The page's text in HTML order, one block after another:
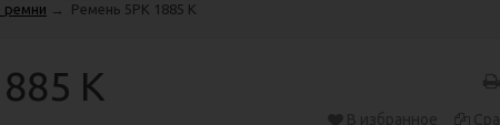
ремни → Ремень 5РК 1885 К
К